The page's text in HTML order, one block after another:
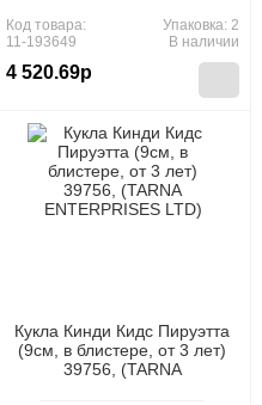
Код товара:
11-193649
4 520.69р
Упаковка: 2
В наличии
Кукла Кинди Кидс Пируэтта
(9см, в блистере, от 3 лет)
39756, (TARNA